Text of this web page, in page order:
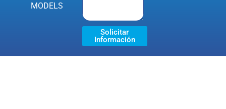
MODELS
Solicitar
Información